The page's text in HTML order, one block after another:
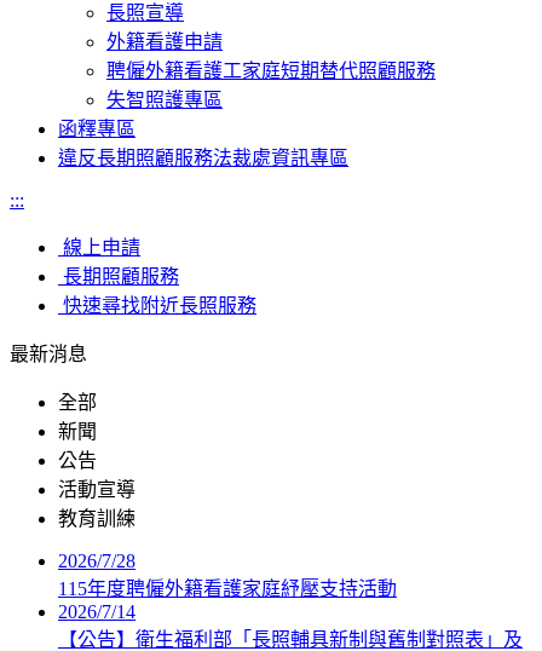
長照宣導
外籍看護申請
聘僱外籍看護工家庭短期替代照顧服務
失智照護專區
函釋專區
違反長期照顧服務法裁處資訊專區
:::
線上申請
長期照顧服務
快速尋找附近長照服務
最新消息
全部
新聞
公告
活動宣導
教育訓練
2026/7/28
115年度聘僱外籍看護家庭紓壓支持活動
2026/7/14
【公告】衛生福利部「長照輔具新制與舊制對照表」及